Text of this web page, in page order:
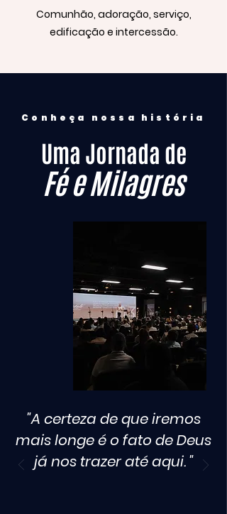
Comunhão, adoração, serviço,
edificação e intercessão.
Conheça nossa história
Uma Jornada de
Fé e Milagres
"A certeza de que iremos
mais longe é o fato de Deus
já nos trazer até aqui. "